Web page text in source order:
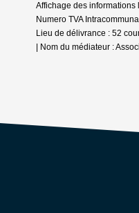
Affichage des informations
Numero TVA
Lieu de délivrance : 52
| Nom du médiateur :